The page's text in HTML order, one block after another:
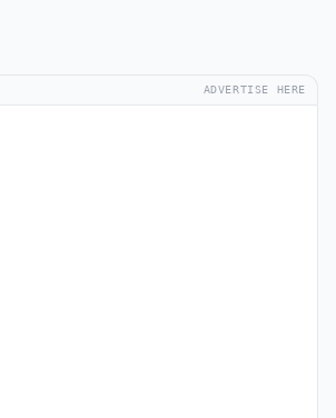
ADVERTISE HERE